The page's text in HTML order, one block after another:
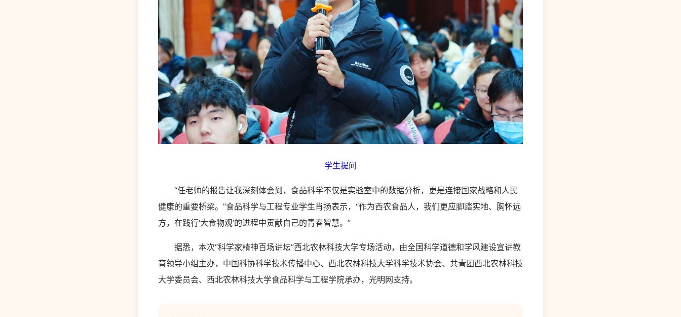
学生提问
“任老师的报告让我深刻体会到，食品科学不仅是实验室中的数据分析，更是连接国家战略和人民
健康的重要桥梁。”食品科学与工程专业学生肖扬表示，“作为西农食品人，我们更应脚踏实地、胸怀远
方，在践行‘大食物观’的进程中贡献自己的青春智慧。”
据悉，本次“科学家精神百场讲坛”西北农林科技大学专场活动，由全国科学道德和学风建设宣讲教
育领导小组主办，中国科协科学技术传播中心、西北农林科技大学科学技术协会、共青团西北农林科技
大学委员会、西北农林科技大学食品科学与工程学院承办，光明网支持。